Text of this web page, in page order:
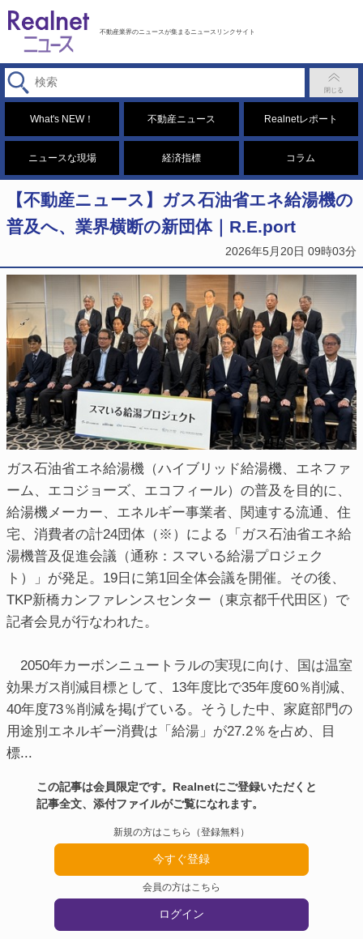
不動産業界のニュースが集まるニュースリンクサイト
What's NEW！ 不動産ニュース Realnetレポート
ニュースな現場 経済指標 コラム
【不動産ニュース】ガス石油省エネ給湯機の
普及へ、業界横断の新団体｜R.E.port
2026年5月20日 09時03分
ガス石油省エネ給湯機（ハイブリッド給湯機、エネファ
ーム、エコジョーズ、エコフィール）の普及を目的に、
給湯機メーカー、エネルギー事業者、関連する流通、住
宅、消費者の計24団体（※）による「ガス石油省エネ給
湯機普及促進会議（通称：スマいる給湯プロジェク
ト）」が発足。19日に第1回全体会議を開催。その後、
TKP新橋カンファレンスセンター（東京都千代田区）で
記者会見が行なわれた。
2050年カーボンニュートラルの実現に向け、国は温室
効果ガス削減目標として、13年度比で35年度60％削減、
40年度73％削減を掲げている。そうした中、家庭部門の
用途別エネルギー消費は「給湯」が27.2％を占め、目
標...
この記事は会員限定です。Realnetにご登録いただくと
記事全文、添付ファイルがご覧になれます。
新規の方はこちら（登録無料）
今すぐ登録
会員の方はこちら
ログイン